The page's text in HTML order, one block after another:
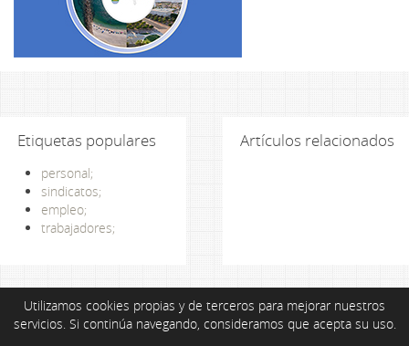
Etiquetas populares
personal;
sindicatos;
empleo;
trabajadores;
Artículos relacionados
Utilizamos cookies propias y de terceros para mejorar nuestros
servicios. Si continúa navegando, consideramos que acepta su uso.